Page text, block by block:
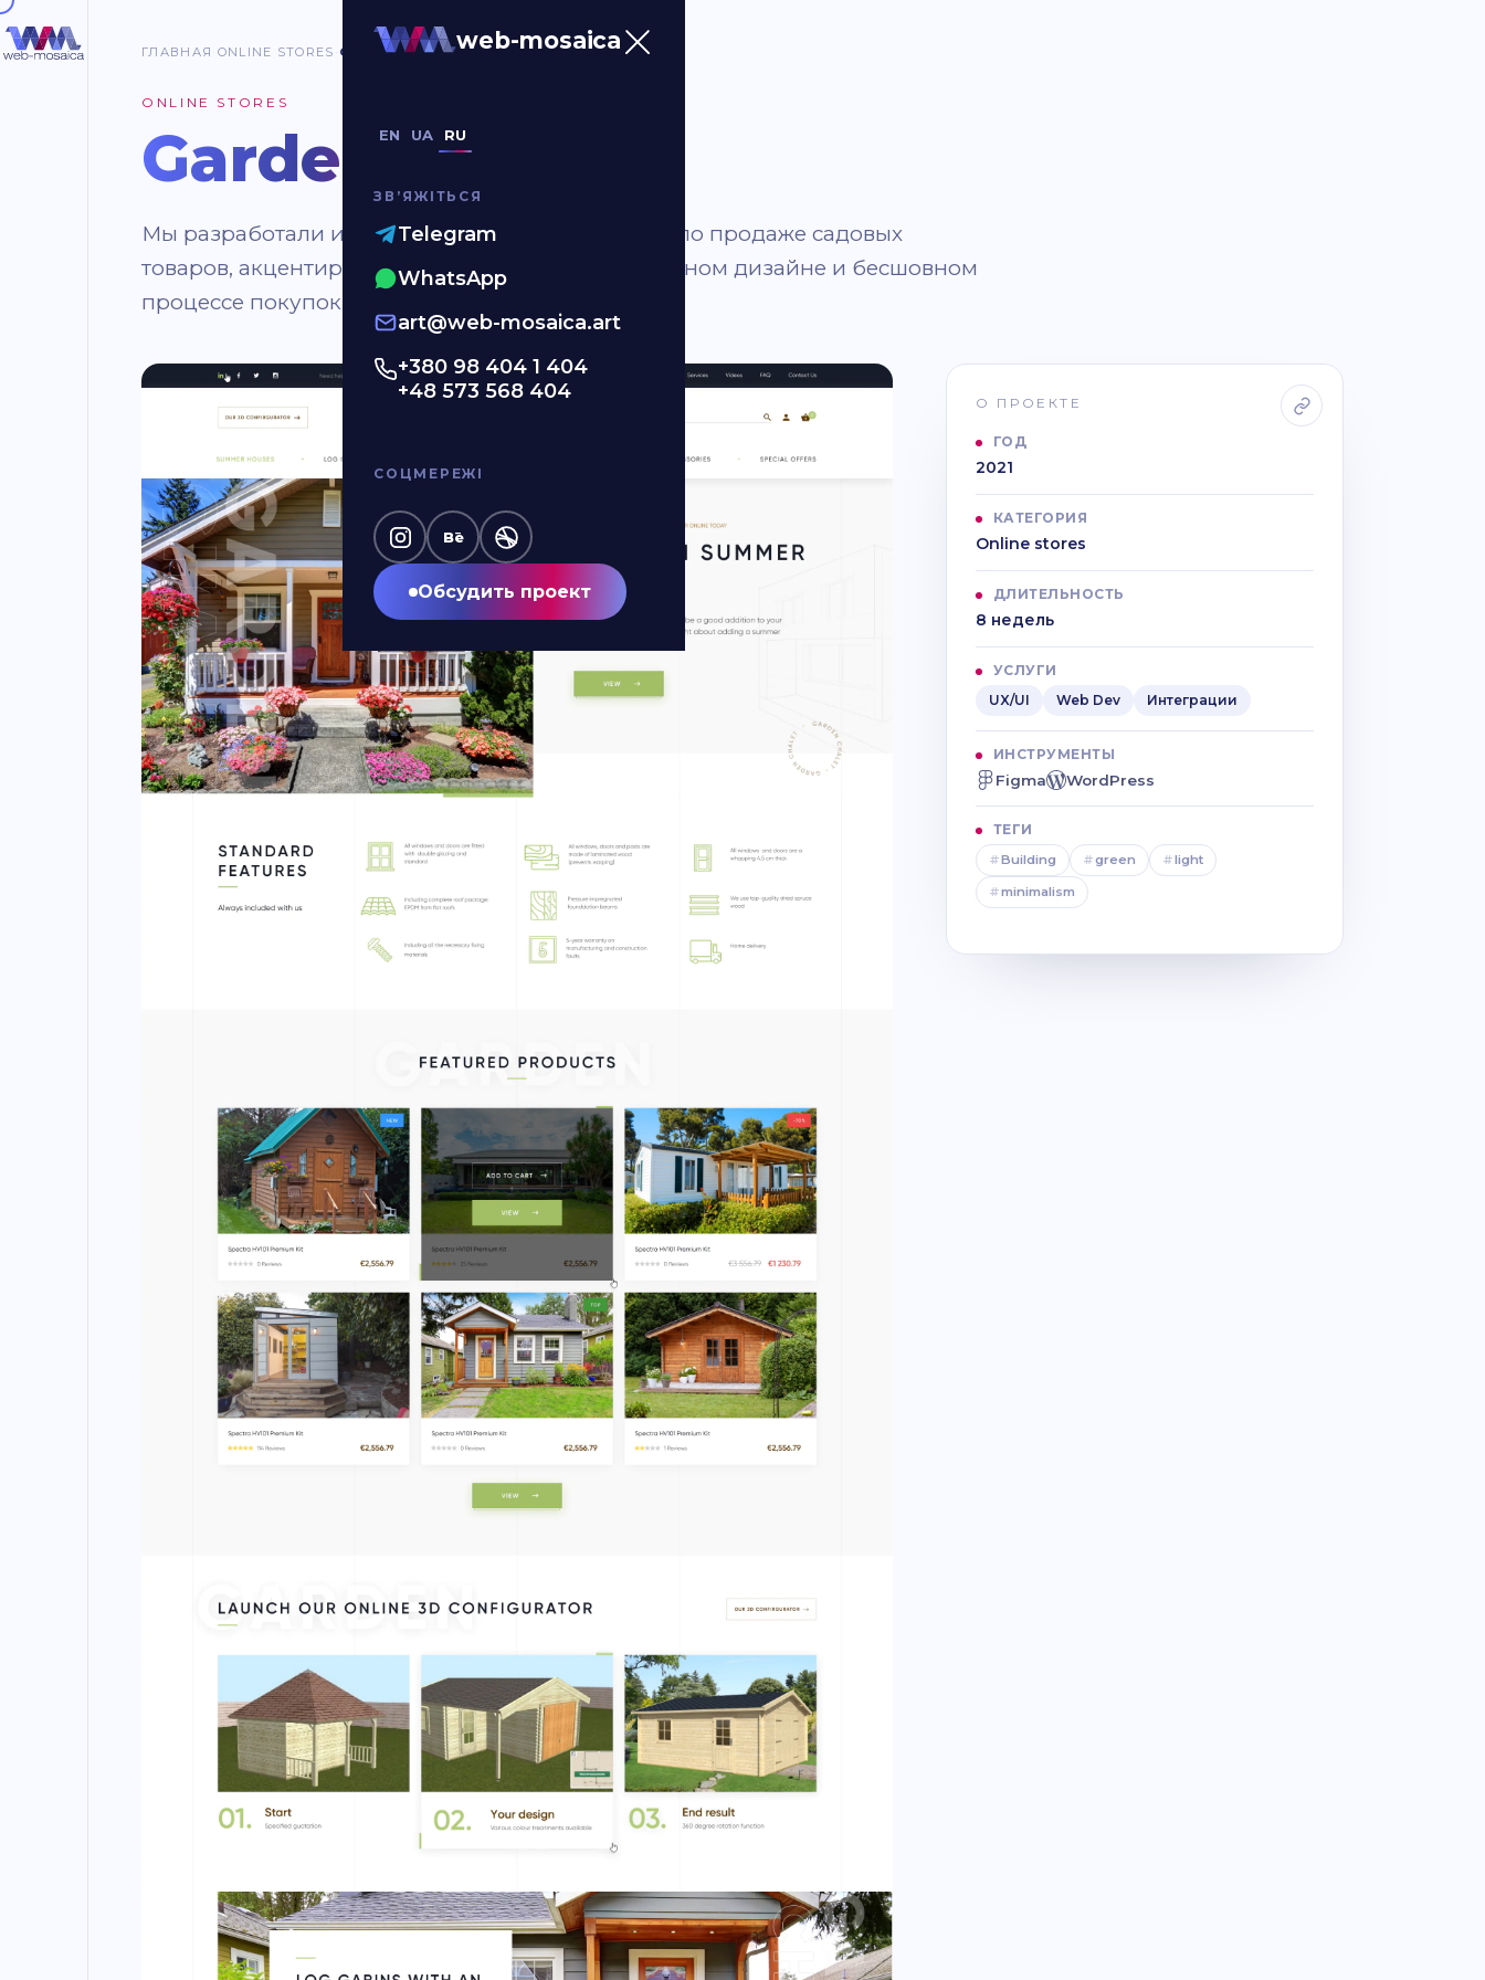
web-mosaica
EN UA RU
ЗВʼЯЖІТЬСЯ
Telegram
WhatsApp
art@web-mosaica.art
+380 98 404 1 404
+48 573 568 404
СОЦМЕРЕЖІ
Bē
Обсудить проект
ГЛАВНАЯ ONLINE STORES GARDEN CHALET
ONLINE STORES
Garden Chalet
Мы разработали интернет-магазин для бизнеса по продаже садовых
товаров, акцентируя внимание на минималистичном дизайне и бесшовном
процессе покупок.
О ПРОЕКТЕ
ГОД
2021
КАТЕГОРИЯ
Online stores
ДЛИТЕЛЬНОСТЬ
8 недель
УСЛУГИ
UX/UI
Web Dev Интеграции
ИНСТРУМЕНТЫ
Figma WordPress
ТЕГИ
#Building #green #light
#minimalism